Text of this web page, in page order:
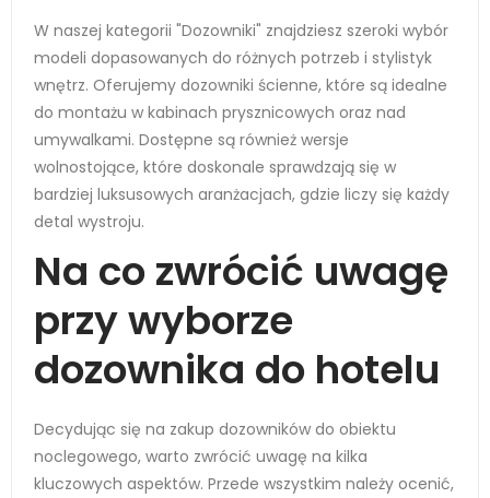
W naszej kategorii "Dozowniki" znajdziesz szeroki wybór
modeli dopasowanych do różnych potrzeb i stylistyk
wnętrz. Oferujemy dozowniki ścienne, które są idealne
do montażu w kabinach prysznicowych oraz nad
umywalkami. Dostępne są również wersje
wolnostojące, które doskonale sprawdzają się w
bardziej luksusowych aranżacjach, gdzie liczy się każdy
detal wystroju.
Na co zwrócić uwagę
przy wyborze
dozownika do hotelu
Decydując się na zakup dozowników do obiektu
noclegowego, warto zwrócić uwagę na kilka
kluczowych aspektów. Przede wszystkim należy ocenić,